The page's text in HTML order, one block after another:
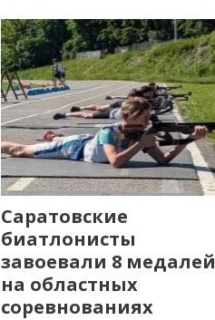
Саратовские
биатлонисты
завоевали 8 медалей
на областных
соревнованиях